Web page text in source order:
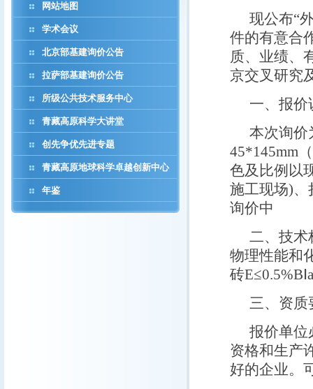
网站地图
学术会议
北京部基建询价公告
拉萨部基建询价公告
所级公共技术服务中心
青藏高原科学大讲堂
创先争优先进专题
青藏高原地球科学卓越创新中心
年鉴
现公布“
件的有意合
质、业绩、
京交叉研究
一、报价
本次询价
45*145mm
色及比例以
施工现场)、
询价中
二、技术
物理性能和
砖
三、资质
报价单位
资格和生产
好的企业。